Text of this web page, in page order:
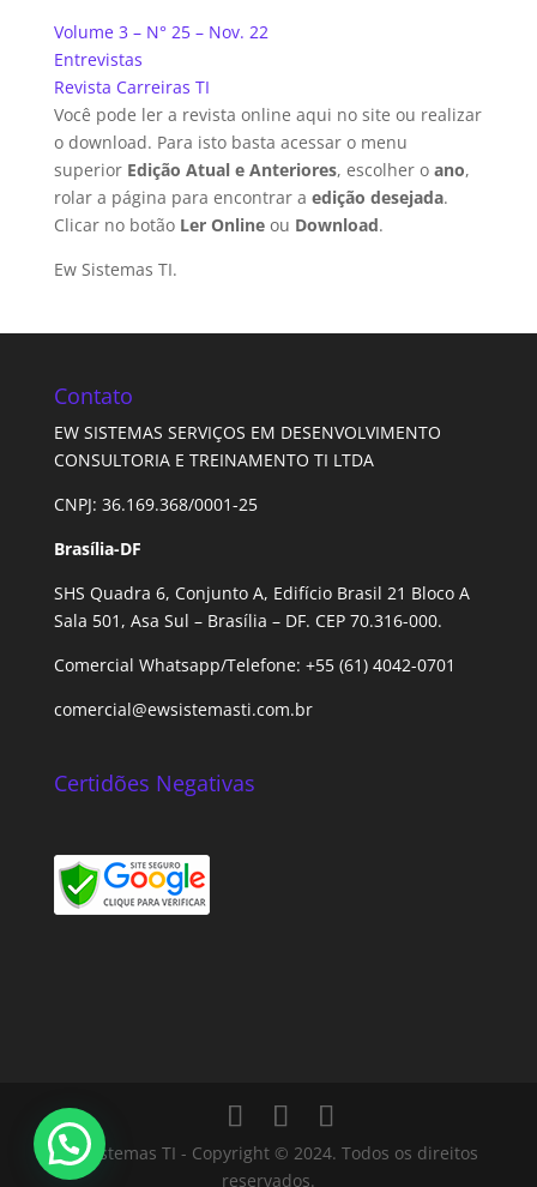
Volume 3 – N° 25 – Nov. 22
Entrevistas
Revista Carreiras TI
Você pode ler a revista online aqui no site ou realizar
o download. Para isto basta acessar o menu
superior Edição Atual e Anteriores, escolher o ano,
rolar a página para encontrar a edição desejada.
Clicar no botão Ler Onlineou Download.
Ew Sistemas TI.
Contato
EW SISTEMAS SERVIÇOS EM DESENVOLVIMENTO
CONSULTORIA E TREINAMENTO TI LTDA
CNPJ: 36.169.368/0001-25
Brasília-DF
SHS Quadra 6, Conjunto A, Edifício Brasil 21 Bloco A
Sala 501, Asa Sul – Brasília – DF. CEP 70.316-000.
Comercial Whatsapp/Telefone: +55 (61) 4042-0701
comercial@ewsistemasti.com.br
Certidões Negativas
Ew Sistemas TI - Copyright © 2024. Todos os direitos
reservados.